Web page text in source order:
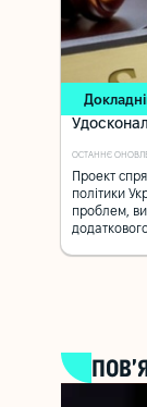
ОСТАННЄ
Проект
політики
проблем,